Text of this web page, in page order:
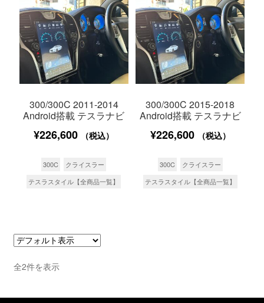
300/300C 2011-2014
Android搭載 テスラナビ
¥226,600 （税込）
300C
クライスラー
テスラスタイル【全商品一覧】
300/300C 2015-2018
Android搭載 テスラナビ
¥226,600 （税込）
300C
クライスラー
テスラスタイル【全商品一覧】
全2件を表示